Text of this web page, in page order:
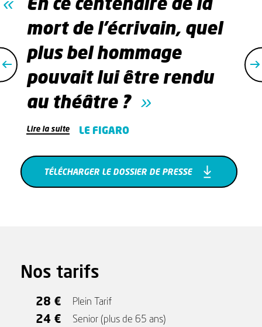
mort de l'écrivain, quel
plus bel hommage
pouvait lui être rendu
au théâtre ?
Lire la suite LE FIGARO
TÉLÉCHARGER LE DOSSIER DE PRESSE
Nos tarifs
28 € Plein Tarif
24 € Senior (plus de 65 ans)